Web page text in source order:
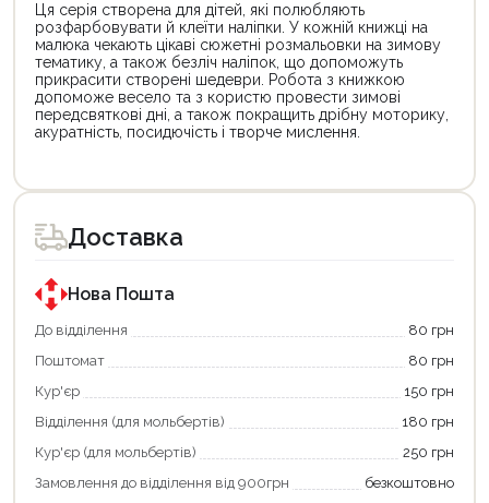
Ця серія створена для дітей, які полюбляють
розфарбовувати й клеїти наліпки. У кожній книжці на
малюка чекають цікаві сюжетні розмальовки на зимову
тематику, а також безліч наліпок, що допоможуть
прикрасити створені шедеври. Робота з книжкою
допоможе весело та з користю провести зимові
передсвяткові дні, а також покращить дрібну моторику,
акуратність, посидючість і творче мислення.
Доставка
Нова Пошта
До відділення
80 грн
Поштомат
80 грн
Кур'єр
150 грн
Відділення (для мольбертів)
180 грн
Кур'єр (для мольбертів)
250 грн
Замовлення до відділення від 900грн
безкоштовно